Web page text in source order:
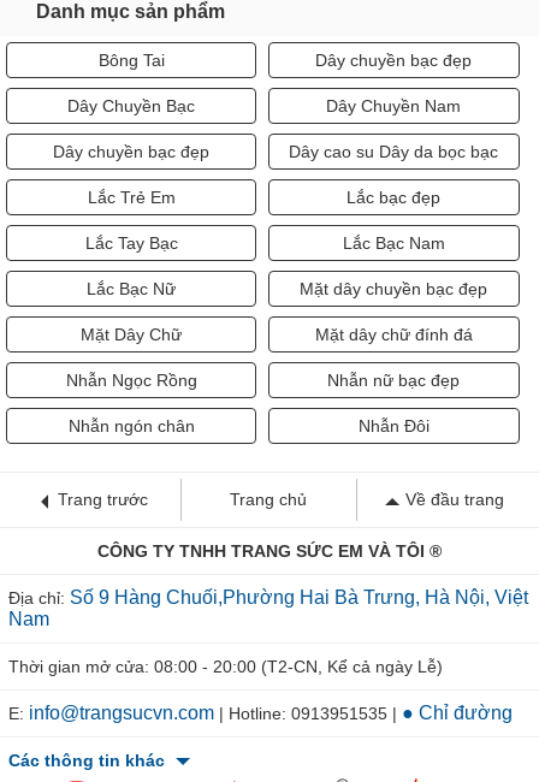
Danh mục sản phẩm
Bông Tai Dây chuyền bạc đẹp
Dây Chuyền Bạc Dây Chuyền Nam
Dây chuyền bạc đẹp Dây cao su Dây da bọc bạc
Lắc Trẻ Em Lắc bạc đẹp
Lắc Tay Bạc Lắc Bạc Nam
Lắc Bạc Nữ Mặt dây chuyền bạc đẹp
Mặt Dây Chữ Mặt dây chữ đính đá
Nhẫn Ngọc Rồng Nhẫn nữ bạc đẹp
Nhẫn ngón chân Nhẫn Đôi
Trang trước Trang chủ Về đầu trang
CÔNG TY TNHH TRANG SỨC EM VÀ TÔI ®
Địa chỉ: Số 9 Hàng Chuối,Phường Hai Bà Trưng, Hà Nội, Việt
Nam
Thời gian mở cửa: 08:00 - 20:00 (T2-CN, Kể cả ngày Lễ)
E: info@trangsucvn.com | Hotline: 0913951535 | ● Chỉ đường
Các thông tin khác